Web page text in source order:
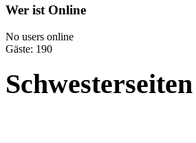
Wer ist Online
No users online
Gäste: 190
Schwesterseiten